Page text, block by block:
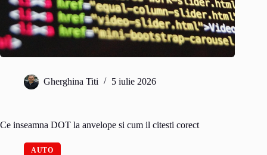
Gherghina Titi 5 iulie 2026
Ce inseamna DOT la anvelope si cum il citesti corect
AUTO